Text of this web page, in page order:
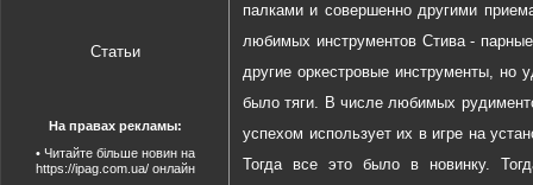
Статьи
На правах рекламы:
• Читайте більше новин на
https://ipag.com.ua/онлайн
палками и совершенно другими
любимых инструментов Стива -
другие оркестровые инструменты, но
было тяги. В числе любимых
успехом использует их в игре на
Тогда все это было в новинку.